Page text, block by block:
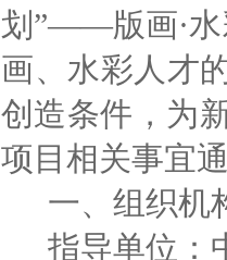
划”——版画·水
画、水彩人才
创造条件，为
项目相关事宜
一、组织机
指导单位：